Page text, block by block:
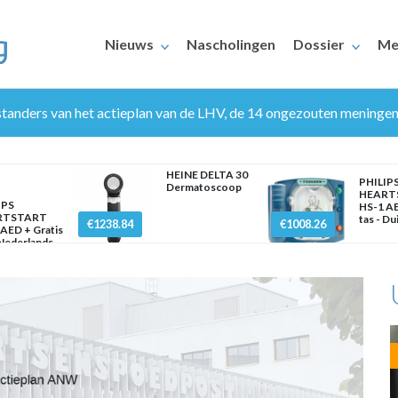
Nieuws Nascholingen Dossier
van het actieplan van de LHV, de 14 ongezouten
+ Gratis
€1238.84
HEINE DELTA 30
Dermatoscoop
€1008.26
HS-1
tas -